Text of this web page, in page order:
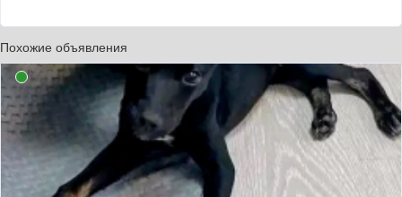
Похожие объявления